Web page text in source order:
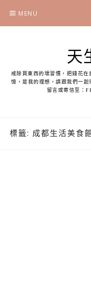
content
MENU
天
戒除買東西的壞習慣，把錢花在
憶，是我的理想，請跟我們一
留言或寄信至：
標籤: 成都生活美食